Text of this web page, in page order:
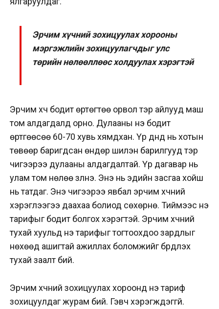
Эрчим хүчний зохицуулах хорооны
мэргэжлийн зохицуулагчдыг улс
төрийн нөлөөллөөс холдуулах хэрэгтэй
Эрчим хүч бодит өртөгтөө орвол тэр айлууд маш
том алдагдалд орно. Дулааны үнэ бодит
өртгөөсөө 60-70 хувь хямдхан. Үр дүнд нь хотын
төвөөр баригдсан өндөр шилэн барилгууд тэр
чигээрээ дулааны алдагдалтай. Үр дагавар нь
улам том нөлөө үзүүлнэ. Энэ нь эдийн засгаа хойш
нь татдаг. Энэ чигээрээ явбал эрчим хүчний
хэрэглээгээ даахаа болиод сөхөрнө. Тиймээс үнэ
тарифыг бодит болгох хэрэгтэй. Эрчим хүчний
тухай хуульд үнэ тарифыг тогтоохдоо зардлыг
нөхөөд ашигтай ажиллах боломжийг бүрдүүлэх
тухай заалт бий.
Эрчим хүчний зохицуулах хороонд үнэ тариф
зохицуулдаг журам бий. Гэвч хэрэгждэггүй.